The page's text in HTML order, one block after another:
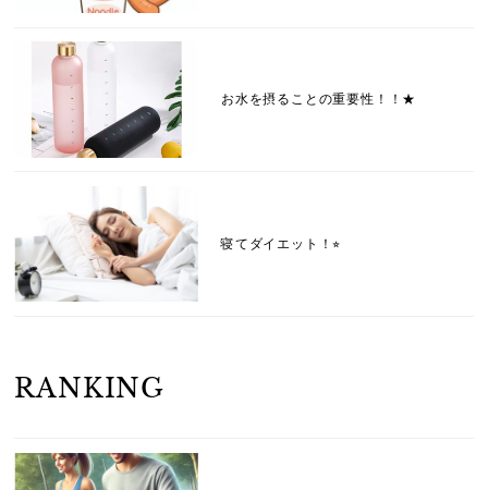
お水を摂ることの重要性！！★
寝てダイエット！⭐︎
RANKING